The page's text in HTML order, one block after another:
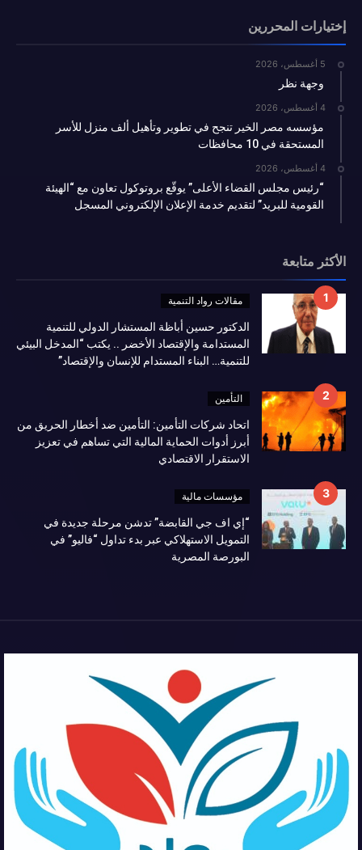
إختيارات المحررين
5 أغسطس، 2026
وجهة نظر
4 أغسطس، 2026
مؤسسه مصر الخير تنجح في تطوير وتأهيل ألف منزل للأسر
المستحقة في 10 محافظات
4 أغسطس، 2026
“رئيس مجلس القضاء الأعلى” يوقّع بروتوكول تعاون مع “الهيئة
القومية للبريد” لتقديم خدمة الإعلان الإلكتروني المسجل
الأكثر متابعة
مقالات رواد التنمية
الدكتور حسين أباظة المستشار الدولي للتنمية
المستدامة والإقتصاد الأخضر .. يكتب “المدخل البيئي
للتنمية… البناء المستدام للإنسان والإقتصاد”
التأمين
اتحاد شركات التأمين: التأمين ضد أخطار الحريق من
أبرز أدوات الحماية المالية التي تساهم في تعزيز
الاستقرار الاقتصادي
مؤسسات مالية
“إي اف جي القابضة” تدشن مرحلة جديدة في
التمويل الاستهلاكي عبر بدء تداول “فاليو” في
البورصة المصرية